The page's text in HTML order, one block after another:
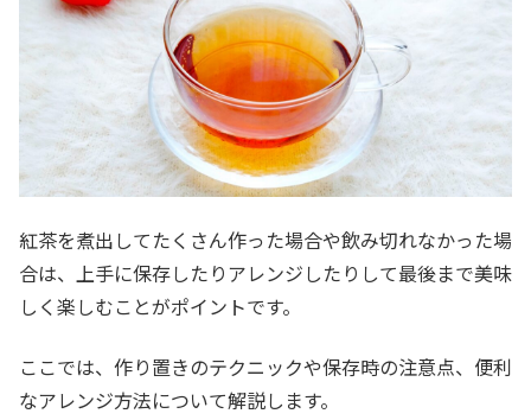
紅茶を煮出してたくさん作った場合や飲み切れなかった場
合は、上手に保存したりアレンジしたりして最後まで美味
しく楽しむことがポイントです。
ここでは、作り置きのテクニックや保存時の注意点、便利
なアレンジ方法について解説します。